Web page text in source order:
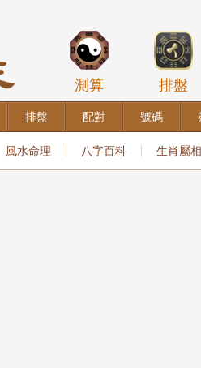
測算 排盤
排盤 配對 號碼
風水命理 八字百科 生肖屬相